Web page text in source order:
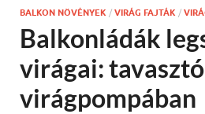
BALKON NÖVÉNYEK / VIRÁG FAJTÁK /
Balkonládák
virágai:
virágpompában